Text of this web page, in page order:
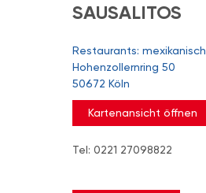
SAUSALITOS
Restaurants: mexikanisch
Hohenzollernring 50
50672 Köln
Kartenansicht öffnen
Tel: 0221 27098822